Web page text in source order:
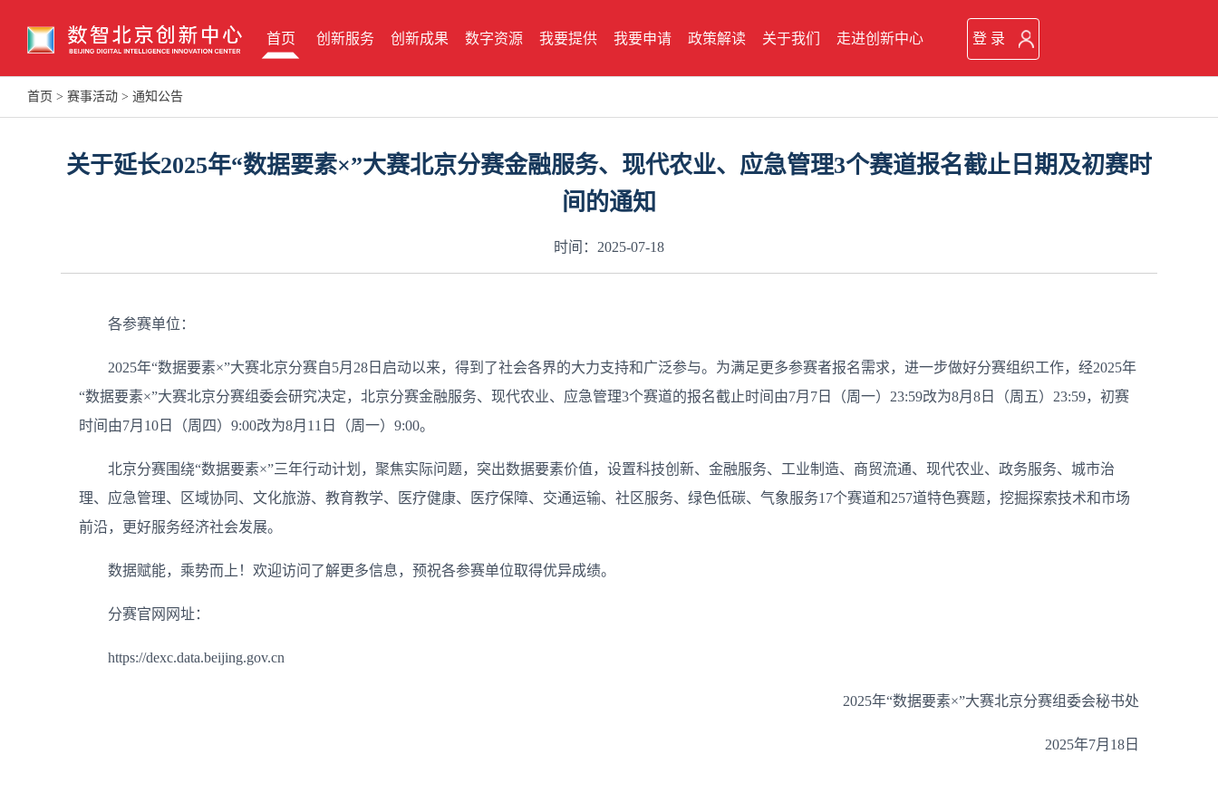
首页 创新服务 创新成果 数字资源 我要提供 我要申请 政策解读 关于我们 走进创新中心 登 录
首页 > 赛事活动 > 通知公告
关于延长2025年“数据要素×”大赛北京分赛金融服务、现代农业、应急管理3个赛道报名截止日期及初赛时
间的通知
时间：2025-07-18
各参赛单位：
2025年“数据要素×”大赛北京分赛自5月28日启动以来，得到了社会各界的大力支持和广泛参与。为满足更多参赛者报名需求，进一步做好分赛组织工作，经2025年
“数据要素×”大赛北京分赛组委会研究决定，北京分赛金融服务、现代农业、应急管理3个赛道的报名截止时间由7月7日（周一）23:59改为8月8日（周五）23:59，初赛
时间由7月10日（周四）9:00改为8月11日（周一）9:00。
北京分赛围绕“数据要素×”三年行动计划，聚焦实际问题，突出数据要素价值，设置科技创新、金融服务、工业制造、商贸流通、现代农业、政务服务、城市治
理、应急管理、区域协同、文化旅游、教育教学、医疗健康、医疗保障、交通运输、社区服务、绿色低碳、气象服务17个赛道和257道特色赛题，挖掘探索技术和市场
前沿，更好服务经济社会发展。
数据赋能，乘势而上！欢迎访问了解更多信息，预祝各参赛单位取得优异成绩。
分赛官网网址：
https://dexc.data.beijing.gov.cn
2025年“数据要素×”大赛北京分赛组委会秘书处
2025年7月18日